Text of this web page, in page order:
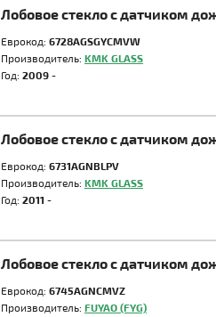
Лобовое стекло с датчиком
Еврокод: 6728AGSGYCMVW
Производитель: KMK GLASS
Год: 2009 -
Лобовое стекло с датчиком
Еврокод: 6731AGNBLPV
Производитель: KMK GLASS
Год: 2011 -
Лобовое стекло с датчиком
Еврокод: 6745AGNCMVZ
Производитель: FUYAO (FYG)